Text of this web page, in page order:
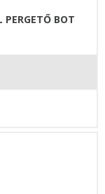
PERGETŐ BOT